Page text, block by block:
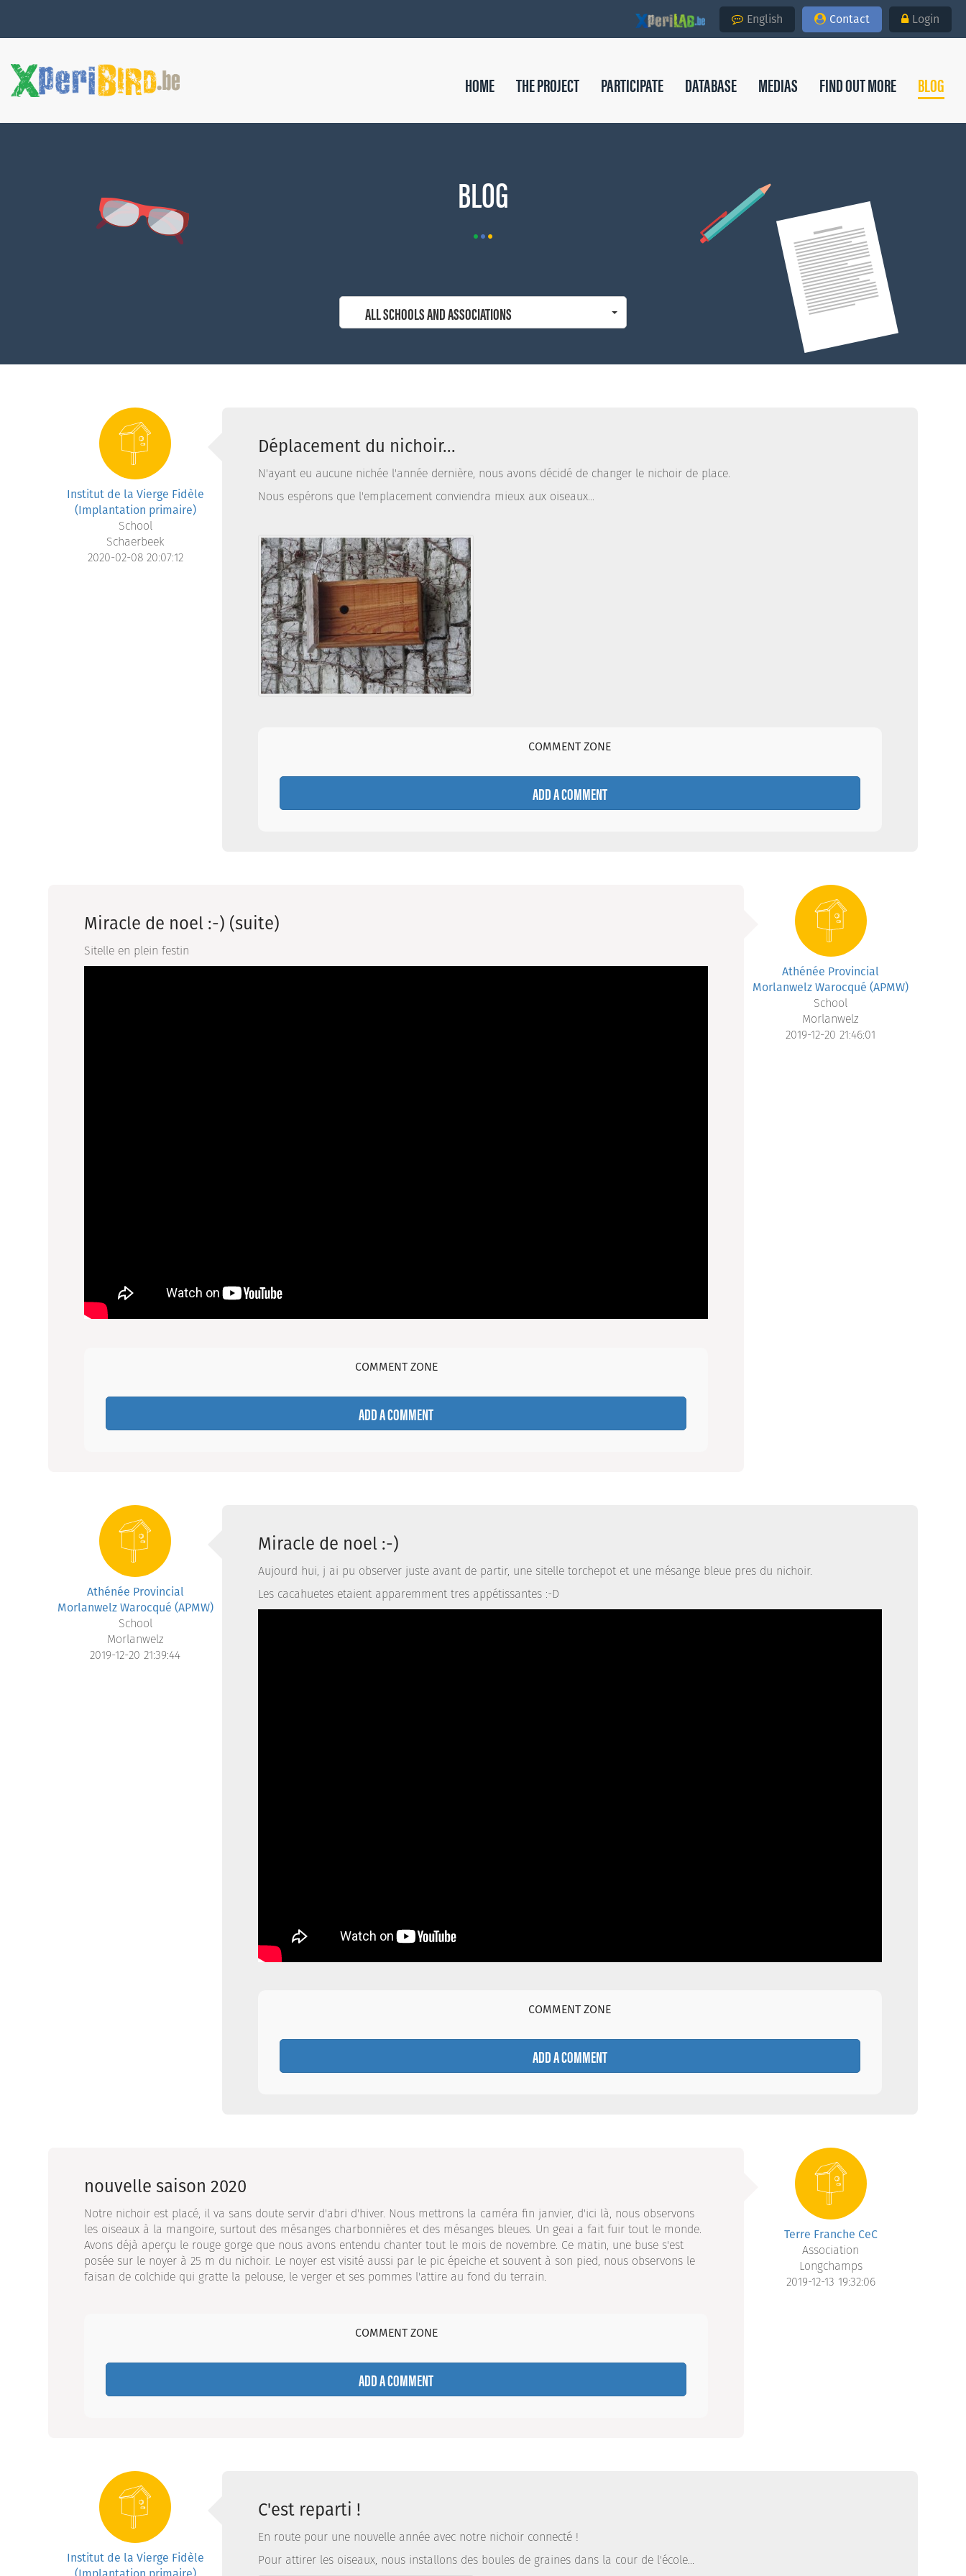
English Contact Login
HOME THE PROJECT PARTICIPATE DATABASE MEDIAS FIND OUT MORE BLOG
BLOG
ALL SCHOOLS AND ASSOCIATIONS
Institut de la Vierge Fidèle
(Implantation primaire)
School
Schaerbeek
2020-02-08 20:07:12
Déplacement du nichoir...
N'ayant eu aucune nichée l'année dernière, nous avons décidé de changer le nichoir de place.
Nous espérons que l'emplacement conviendra mieux aux oiseaux...
COMMENT ZONE
ADD A COMMENT
Athénée Provincial
Morlanwelz Warocqué (APMW)
School
Morlanwelz
2019-12-20 21:46:01
Miracle de noel :-) (suite)
Sitelle en plein festin
COMMENT ZONE
ADD A COMMENT
Athénée Provincial
Morlanwelz Warocqué (APMW)
School
Morlanwelz
2019-12-20 21:39:44
Miracle de noel :-)
Aujourd hui, j ai pu observer juste avant de partir, une sitelle torchepot et une mésange bleue pres du nichoir.
Les cacahuetes etaient apparemment tres appétissantes :-D
COMMENT ZONE
ADD A COMMENT
Terre Franche CeC
Association
Longchamps
2019-12-13 19:32:06
nouvelle saison 2020
Notre nichoir est placé, il va sans doute servir d'abri d'hiver. Nous mettrons la caméra fin janvier, d'ici là, nous observons
les oiseaux à la mangoire, surtout des mésanges charbonnières et des mésanges bleues. Un geai a fait fuir tout le monde.
Avons déjà aperçu le rouge gorge que nous avons entendu chanter tout le mois de novembre. Ce matin, une buse s'est
posée sur le noyer à 25 m du nichoir. Le noyer est visité aussi par le pic épeiche et souvent à son pied, nous observons le
faisan de colchide qui gratte la pelouse, le verger et ses pommes l'attire au fond du terrain.
COMMENT ZONE
ADD A COMMENT
Institut de la Vierge Fidèle
C'est reparti !
En route pour une nouvelle année avec notre nichoir connecté !
Pour attirer les oiseaux, nous installons des boules de graines dans la cour de l'école...